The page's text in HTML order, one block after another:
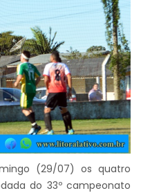
(29/07) os quatro
do 33º campeonato